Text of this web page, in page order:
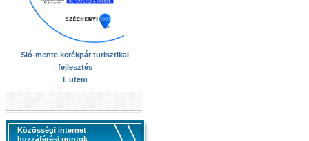
Sió-mente kerékpár turisztikai
fejlesztés
I. ütem
Közösségi internet
hozzáférési pontok